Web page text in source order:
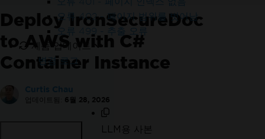
오류 402 - 페이지 범위를 벗어남
오류 499 - 추출 오류
제품 업데이트
변경 로그
Deploy IronSecureDoc
to AWS with C#
Container Instance
업데이트됨:
6월 28, 2026
LLM용 사본